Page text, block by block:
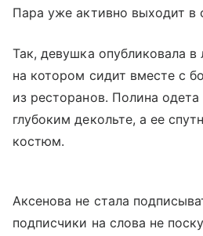
Пара уже активно выходит в
Так, девушка опубликовала в
на котором сидит вместе с
из ресторанов. Полина
глубоким декольте, а ее
костюм.
Аксенова не стала
подписчики на слова не